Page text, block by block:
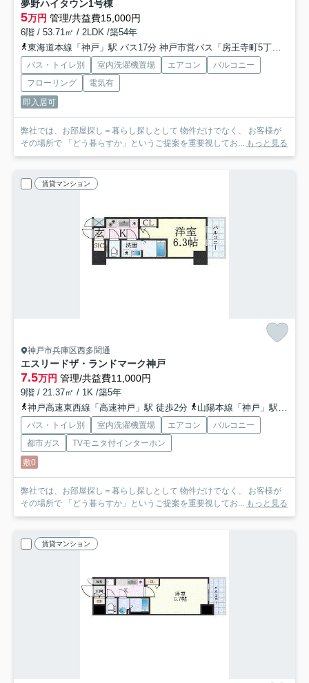
夢野ハイタウン1号棟
5万円 管理/共益費15,000円
6階 / 53.71㎡ / 2LDK /築54年
東海道本線「神戸」駅 バス17分 神戸市営バス「房王寺町5丁目」 停歩3分
バス・トイレ別 室内洗濯機置場 エアコン
バルコニー
フローリング
電気有
即入居可
弊社では、お部屋探し＝暮らし探しとして 物件だけでなく、 お客様が
その場所で 「どう暮らすか」というご提案を重要視してお... もっと見る
賃貸マンション
神戸市兵庫区西多聞通
エスリードザ・ランドマーク神戸
7.5万円 管理/共益費11,000円
9階 / 21.37㎡ / 1K /築5年
神戸高速東西線「高速神戸」駅 徒歩2分
山陽本線「神戸」駅 徒歩7分
バス・トイレ別 室内洗濯機置場 エアコン
バルコニー
都市ガス
TVモニタ付インターホン
敷0
弊社では、お部屋探し＝暮らし探しとして 物件だけでなく、 お客様が
その場所で 「どう暮らすか」というご提案を重要視してお... もっと見る
賃貸マンション